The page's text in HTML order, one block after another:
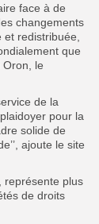
face à de
changements
redistribuée,
que
Oron, le
de la
pour la
solide de
ajoute le site
représente plus
de droits